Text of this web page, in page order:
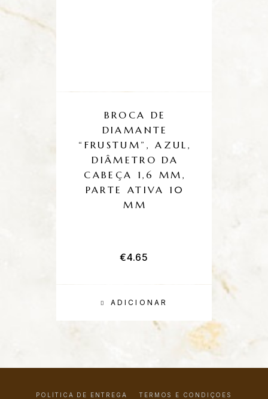
ADICIONAR
BROCA DE
DIAMANTE
“FRUSTUM”, AZUL,
DIÂMETRO DA
CABEÇA 1,6 MM,
PARTE ATIVA 10
MM
€4.65
POLÍTICA DE ENTREGA TERMOS E CONDIÇÕES